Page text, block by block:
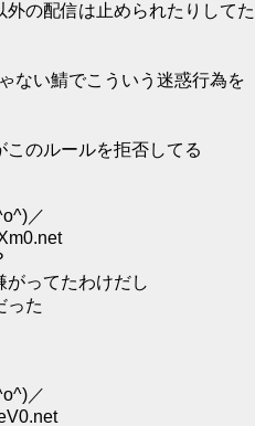
の配信は止められたりしてた
ない鯖でこういう迷惑行為を
のルールを拒否してる
／
がってたわけだし
った
／